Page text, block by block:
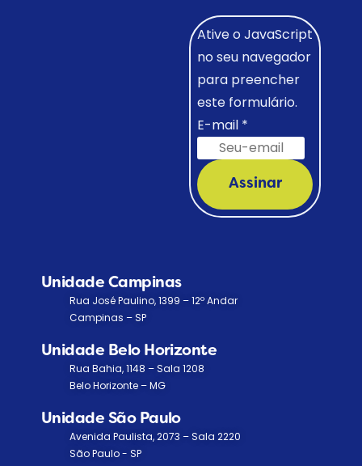
Ative o JavaScript
no seu navegador
para preencher
este formulário.
E-mail *
Assinar
Unidade Campinas
Rua José Paulino, 1399 – 12º Andar
Campinas – SP
Unidade Belo Horizonte
Rua Bahia, 1148 – Sala 1208
Belo Horizonte – MG
Unidade São Paulo
Avenida Paulista, 2073 – Sala 2220
São Paulo - SP